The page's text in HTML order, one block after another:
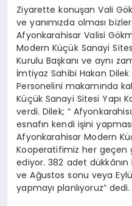
SPOR
TEKNOLOJI
Ziyarette konuşan Vali
ve yanımızda olması
Afyonkarahisar Valisi
Modern Küçük Sanayi
Kurulu Başkanı ve aynı
İmtiyaz Sahibi Hakan
Personelini makamında
Küçük Sanayi Sitesi Yapı
verdi. Dilek; “
esnafın kendi işini
Afyonkarahisar Modern
Kooperatifimiz her
ediyor. 382 adet dükkânın
ve Ağustos sonu veya
yapmayı planlıyoruz” dedi.